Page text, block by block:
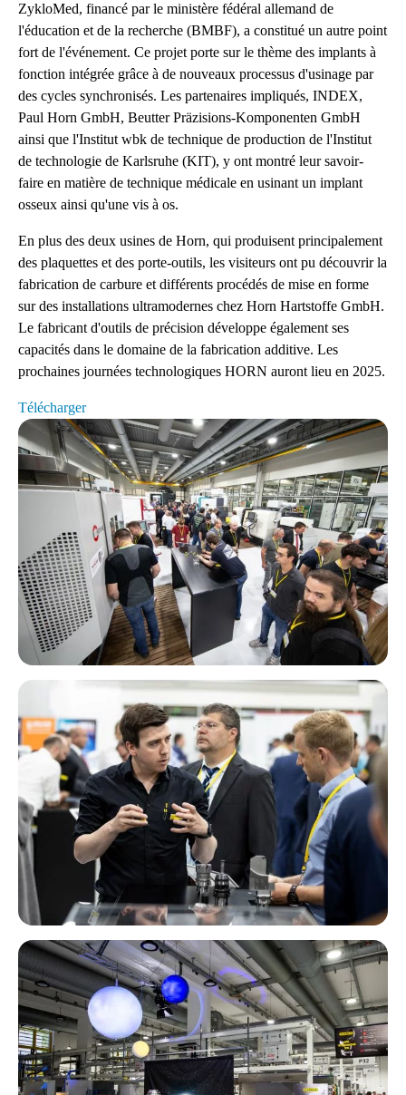
ZykloMed, financé par le ministère fédéral allemand de
l'éducation et de la recherche (BMBF), a constitué un autre point
fort de l'événement. Ce projet porte sur le thème des implants à
fonction intégrée grâce à de nouveaux processus d'usinage par
des cycles synchronisés. Les partenaires impliqués, INDEX,
Paul Horn GmbH, Beutter Präzisions-Komponenten GmbH
ainsi que l'Institut wbk de technique de production de l'Institut
de technologie de Karlsruhe (KIT), y ont montré leur savoir-
faire en matière de technique médicale en usinant un implant
osseux ainsi qu'une vis à os.
En plus des deux usines de Horn, qui produisent principalement
des plaquettes et des porte-outils, les visiteurs ont pu découvrir la
fabrication de carbure et différents procédés de mise en forme
sur des installations ultramodernes chez Horn Hartstoffe GmbH.
Le fabricant d'outils de précision développe également ses
capacités dans le domaine de la fabrication additive. Les
prochaines journées technologiques HORN auront lieu en 2025.
Télécharger